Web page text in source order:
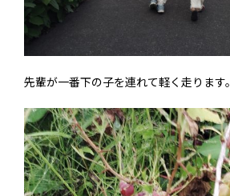
先輩が一番下の子を連れて軽く走ります。